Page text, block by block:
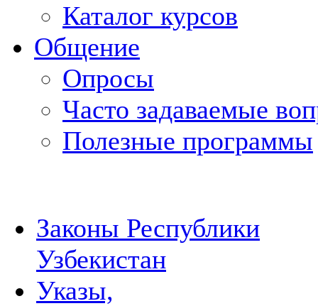
Каталог курсов
Общение
Опросы
Часто задаваемые
Полезные программы
Законы Республики
Узбекистан
Указы,